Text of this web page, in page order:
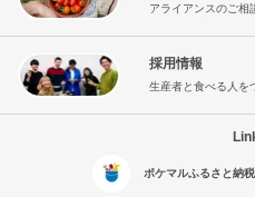
アライアンスのご相
採用情報
生産者と食べる人を
ポケマルふるさと納税